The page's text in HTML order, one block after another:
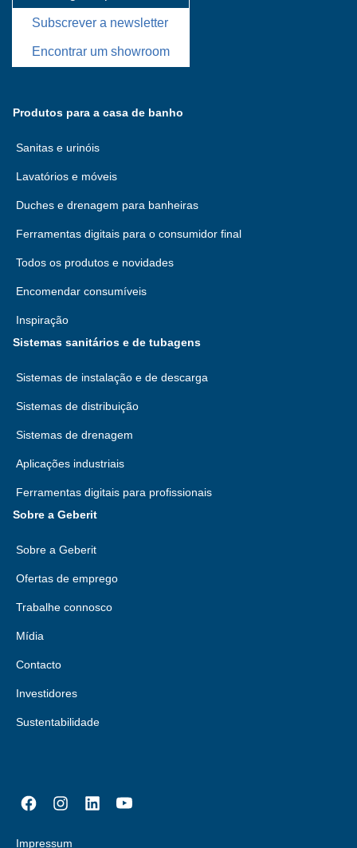
Subscrever a newsletter
Encontrar um showroom
Produtos para a casa de banho
Sanitas e urinóis
Lavatórios e móveis
Duches e drenagem para banheiras
Ferramentas digitais para o consumidor final
Todos os produtos e novidades
Encomendar consumíveis
Inspiração
Sistemas sanitários e de tubagens
Sistemas de instalação e de descarga
Sistemas de distribuição
Sistemas de drenagem
Aplicações industriais
Ferramentas digitais para profissionais
Sobre a Geberit
Sobre a Geberit
Ofertas de emprego
Trabalhe connosco
Mídia
Contacto
Investidores
Sustentabilidade
Impressum